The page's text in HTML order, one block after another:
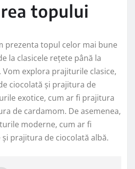
topului
prezenta topul celor mai bune
la clasicele rețete până la
explora prajiturile clasice,
ciocolată și prajitura de
exotice, cum ar fi prajitura
de cardamom. De asemenea,
moderne, cum ar fi
prajitura de ciocolată albă.